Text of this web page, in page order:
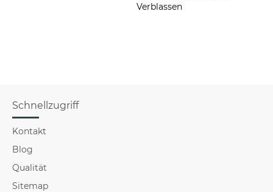
Verblassen
Schnellzugriff
Kontakt
Blog
Qualität
Sitemap